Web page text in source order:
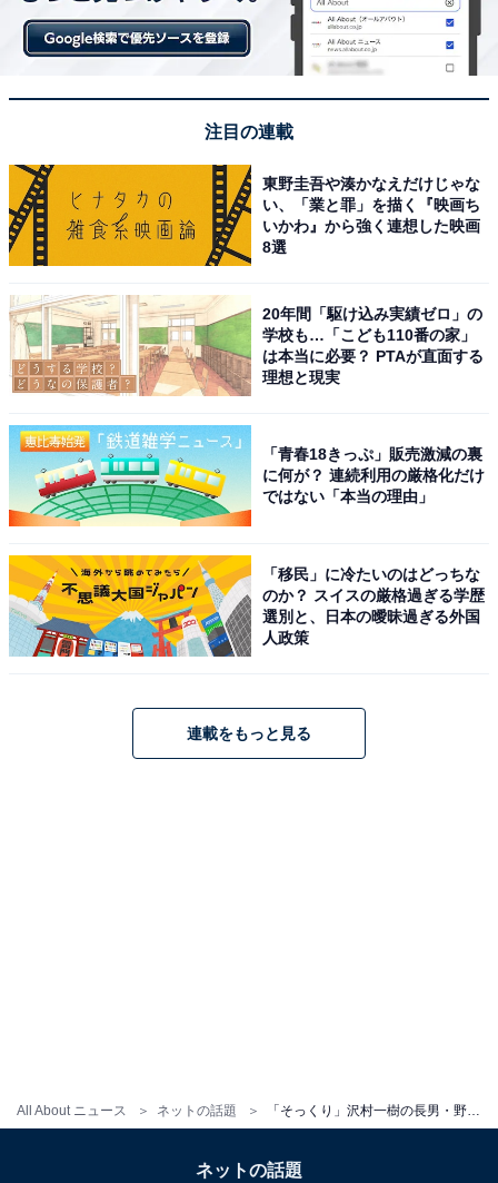
All About ニュース ネットの話題 「そっくり」沢村一樹の長男・野村大貴、父とのドライブショットを公開！ 本人は「#母似」と“強調”
注目の連載
東野圭吾や湊かなえだけじゃな
い、「業と罪」を描く『映画ち
いかわ』から強く連想した映画
8選
20年間「駆け込み実績ゼロ」の
学校も…「こども110番の家」
は本当に必要？ PTAが直面する
理想と現実
「青春18きっぷ」販売激減の裏
に何が？ 連続利用の厳格化だけ
ではない「本当の理由」
「移民」に冷たいのはどっちな
のか？ スイスの厳格過ぎる学歴
選別と、日本の曖昧過ぎる外国
人政策
連載をもっと見る
ネットの話題